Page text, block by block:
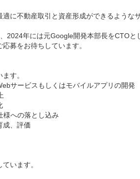
に不動産取引と資産形成ができるような
年には元Google開発本部長をCTOと
募をお待ちしています。
す。
サービスもしくはモバイルアプリの開発
様への落とし込み
成、評価
います。